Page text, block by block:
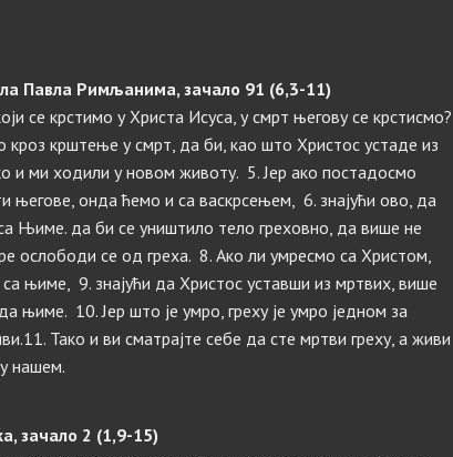
Павла Римљанима, зачало 91 (6,3-11)
се крстимо у Христа Исуса, у смрт његову се крстисмо?
кроз крштење у смрт, да би, као што Христос устаде из
и ми ходили у новом животу. 5. Јер ако постадосмо
његове, онда ћемо и са васкрсењем, 6. знајући ово, да
Њиме. да би се уништило тело греховно, да више не
ослободи се од греха. 8. Ако ли умресмо са Христом,
њиме, 9. знајући да Христос уставши из мртвих, више
њиме. 10. Јер што је умро, греху је умро једном за
Тако и ви сматрајте себе да сте мртви греху, а живи
нашем.
зачало 2 (1,9-15)